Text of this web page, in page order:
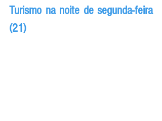
Turismo na noite de segunda-feira
(21)